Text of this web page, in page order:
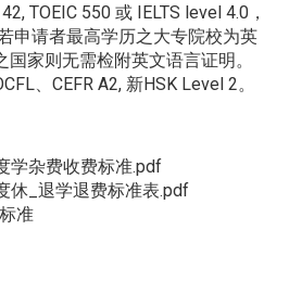
TOEIC 550 或 IELTS level 4.0，
申请者最高学历之大专院校为英
国家则无需检附英文语言证明。
、CEFR A2, 新HSK Level 2。
学杂费收费标准.pdf
休_退学退费标准表.pdf
准